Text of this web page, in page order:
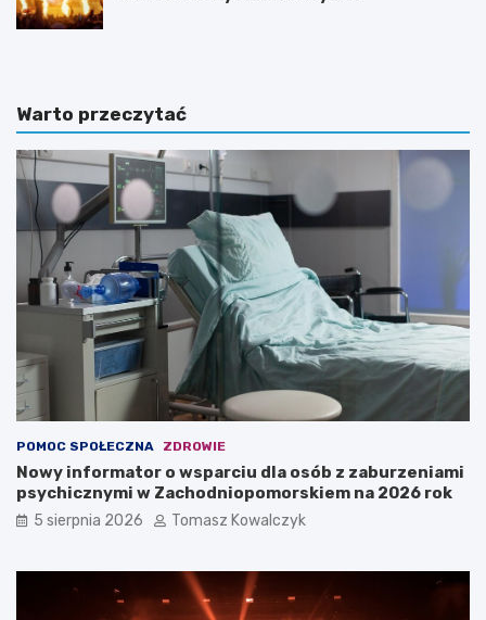
Warto przeczytać
POMOC SPOŁECZNA ZDROWIE
Nowy informator o wsparciu dla osób z zaburzeniami
psychicznymi w Zachodniopomorskiem na 2026 rok
5 sierpnia 2026 Tomasz Kowalczyk